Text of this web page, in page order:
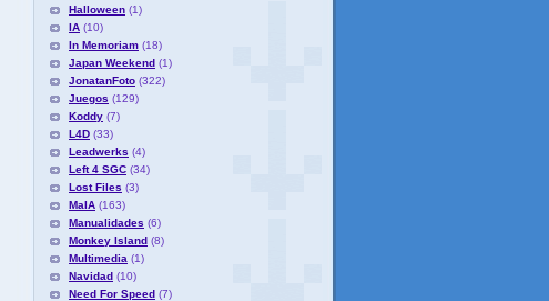
Halloween (1)
IA (10)
In Memoriam (18)
Japan Weekend (1)
JonatanFoto (322)
Juegos (129)
Koddy (7)
L4D (33)
Leadwerks (4)
Left 4 SGC (34)
Lost Files (3)
MaIA (163)
Manualidades (6)
Monkey Island (8)
Multimedia (1)
Navidad (10)
Need For Speed (7)